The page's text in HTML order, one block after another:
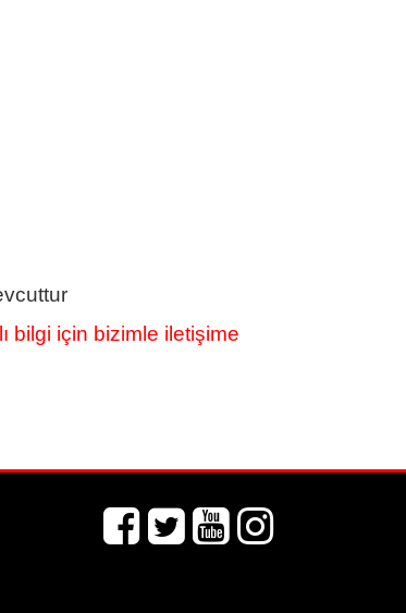
bilgi için bizimle iletişime